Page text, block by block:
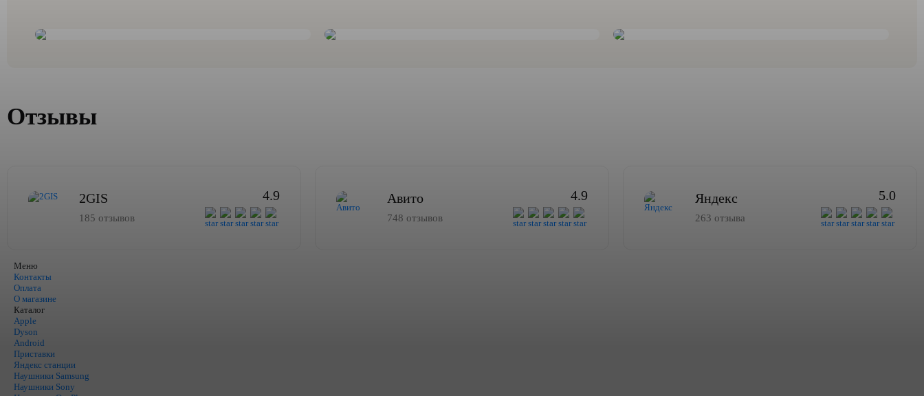
Отзывы
2GIS
185 отзывов
4.9 Авито
748 отзывов
4.9 Яндекс
263 отзыва
5.0
Меню
Контакты
Оплата
О магазине
Каталог
Apple
Dyson
Android
Приставки
Яндекс станции
Наушники Samsung
Наушники Sony